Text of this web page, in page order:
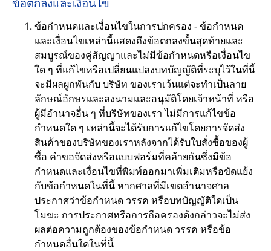
ข้อกำหนดและเงื่อนไขในการปกครอง - ข้อกำหนด
และเงื่อนไขเหล่านี้แสดงถึงข้อตกลงขั้นสุดท้ายและ
สมบูรณ์ของคู่สัญญาและไม่มีข้อกำหนดหรือเงื่อนไข
ใด ๆ ที่แก้ไขหรือเปลี่ยนแปลงบทบัญญัติที่ระบุไว้ในที่นี้
จะมีผลผูกพันกับ บริษัท ของเราเว้นแต่จะทำเป็นลาย
ลักษณ์อักษรและลงนามและอนุมัติโดยเจ้าหน้าที่ หรือ
ผู้มีอำนาจอื่น ๆ ที่บริษัทของเรา ไม่มีการแก้ไขข้อ
กำหนดใด ๆ เหล่านี้จะได้รับการแก้ไขโดยการจัดส่ง
สินค้าของบริษัทของเราหลังจากได้รับใบสั่งซื้อของผู้
ซื้อ คำขอจัดส่งหรือแบบฟอร์มที่คล้ายกันซึ่งมีข้อ
กำหนดและเงื่อนไขที่พิมพ์ออกมาเพิ่มเติมหรือขัดแย้ง
กับข้อกำหนดในที่นี้ หากศาลที่มีเขตอำนาจศาล
ประกาศว่าข้อกำหนด วรรค หรือบทบัญญัติใดเป็น
โมฆะ การประกาศหรือการถือครองดังกล่าวจะไม่ส่ง
ผลต่อความถูกต้องของข้อกำหนด วรรค หรือข้อ
กำหนดอื่นใดในที่นี้